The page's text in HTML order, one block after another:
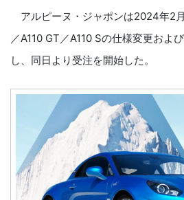
アルピーヌ・ジャポンは2024年2
／A110 GT／A110 Sの仕様変更およ
し、同日より受注を開始した。